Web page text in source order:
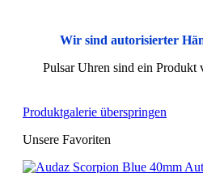
Wir sind autorisierter
Pulsar Uhren sind ein Produkt
Produktgalerie überspringen
Unsere Favoriten